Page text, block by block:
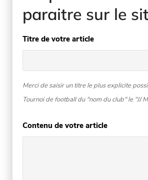
paraitre sur le
Titre de votre article
Merci de saisir un titre le plus explicite
Tournoi de football du "nom du club" le "JJ
Contenu de votre article